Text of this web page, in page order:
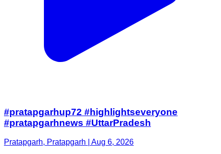
#pratapgarhup72 #highlightseveryone
#pratapgarhnews #UttarPradesh
Pratapgarh, Pratapgarh | Aug 6, 2026